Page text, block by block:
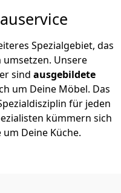
Spezialgebiet, das
Unsere
sind ausgebildete
um Deine Möbel. Das
für jeden
kümmern sich
Deine Küche.